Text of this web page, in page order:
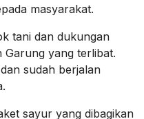
masyarakat.
tani dan dukungan
Garung yang terlibat.
sudah berjalan
sayur yang dibagikan